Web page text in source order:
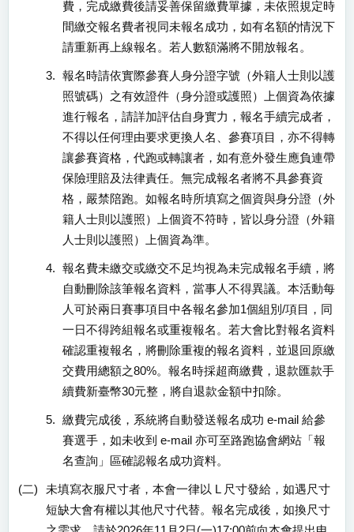
費，完成繳費後請妥善保留繳費單據，未依照規定時
間繳交報名費者視同未報名成功，如有名額的情況下
請重新再上線報名。若人數額滿將不開放報名。
3. 報名時請依實際參賽人身分證字號（外籍人士則以護
照號碼）之有效證件（身分證或護照）上個資為依據
進行報名，請詳加評估自身實力，報名手續完成者，
不得以任何理由要求更換人名、參賽項目，亦不得轉
讓參賽資格，代跑或轉讓者，如有意外發生應負連帶
保險理賠及法律責任。無完成報名者將不具參賽資
格，嚴禁陪跑。如報名時所填寫之個資與身分證（外
籍人士則以護照）上個資不符時，皆以身分證（外籍
人士則以護照）上個資為準。
4. 報名費未繳交或繳交不足均視為未完成報名手續，將
自動刪除該筆報名資料，當事人不得異議。本活動每
人可於兩日賽事項目中各報名參加1個組別/項目，同
一日不得跨組報名或重複報名。若大會比對報名資料
確認重複報名，將刪除重複的報名資料，並退回原繳
交費用總額之80%。報名時採超商繳費，退款匯款手
續費新臺幣30元整，將自退款金額中扣除。
5. 繳費完成後，系統將自動發送報名成功 e-mail 給參
賽選手，如未收到 e-mail 亦可至路跑協會網站「報
名查詢」區確認報名成功資料。
(二)
未填寫衣服尺寸者，本會一律以 L 尺寸發給，如遇尺寸
短缺大會有權以其他尺寸代替。報名完成後，如換尺寸